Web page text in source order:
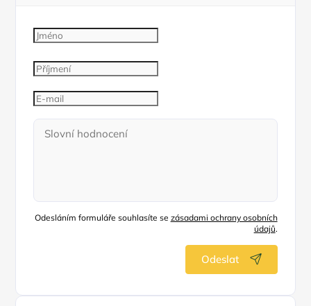
Odesláním formuláře souhlasíte se zásadami ochrany osobních
údajů.
Odeslat